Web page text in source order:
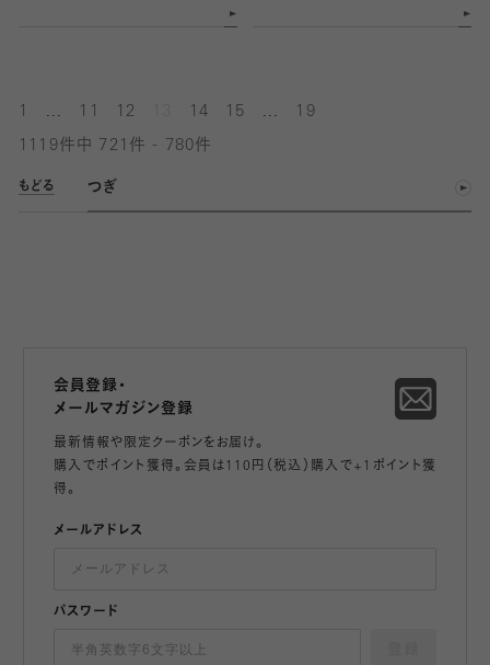
12 14 15 19
1119件中 721件 - 780件
もどる つぎ
会員登録・
メールマガジン登録
最新情報や限定クーポンをお届け。
購入でポイント獲得。会員は110円（税込）購入で+1ポイント獲
得。
メールアドレス
パスワード